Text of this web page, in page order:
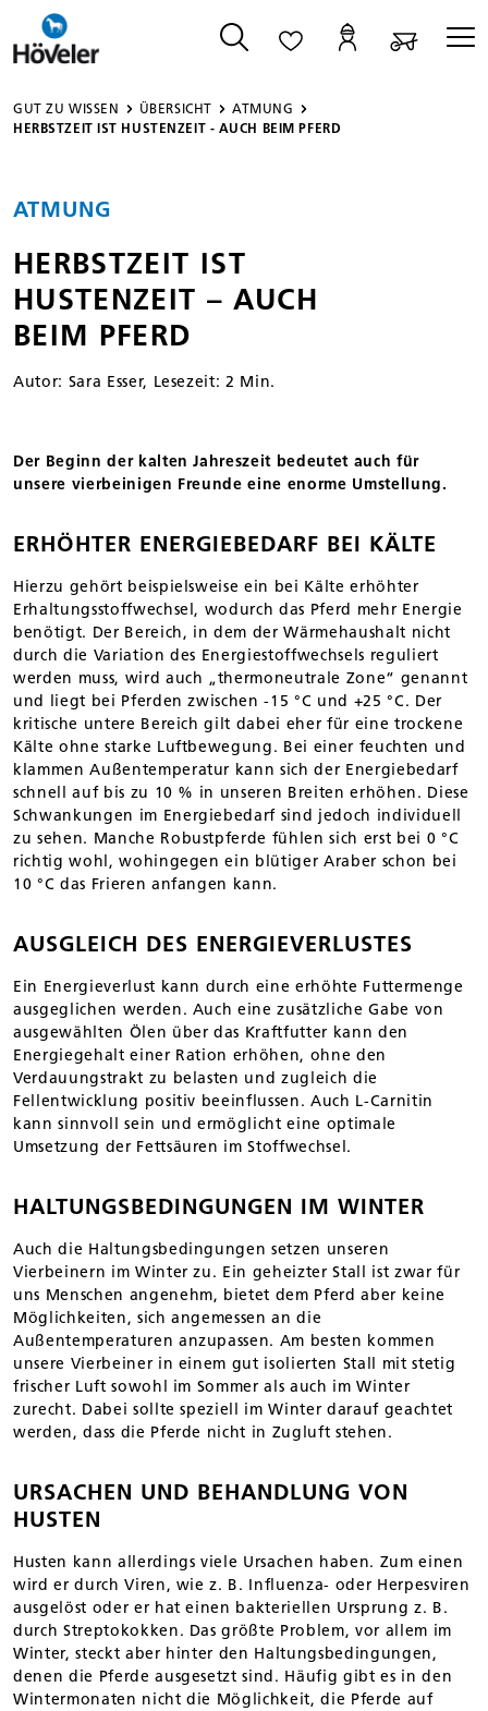
springen
GUT ZU WISSEN ÜBERSICHT
ATMUNG
HERBSTZEIT IST HUSTENZEIT - AUCH BEIM PFERD
ATMUNG
HERBSTZEIT IST
HUSTENZEIT – AUCH
BEIM PFERD
Autor: Sara Esser, Lesezeit: 2 Min.
Der Beginn der kalten Jahreszeit bedeutet auch für
unsere vierbeinigen Freunde eine enorme Umstellung.
ERHÖHTER ENERGIEBEDARF BEI KÄLTE
Hierzu gehört beispielsweise ein bei Kälte erhöhter
Erhaltungsstoffwechsel, wodurch das Pferd mehr Energie
benötigt. Der Bereich, in dem der Wärmehaushalt nicht
durch die Variation des Energiestoffwechsels reguliert
werden muss, wird auch „thermoneutrale Zone“ genannt
und liegt bei Pferden zwischen -15 °C und +25 °C. Der
kritische untere Bereich gilt dabei eher für eine trockene
Kälte ohne starke Luftbewegung. Bei einer feuchten und
klammen Außentemperatur kann sich der Energiebedarf
schnell auf bis zu 10 % in unseren Breiten erhöhen. Diese
Schwankungen im Energiebedarf sind jedoch individuell
zu sehen. Manche Robustpferde fühlen sich erst bei 0 °C
richtig wohl, wohingegen ein blütiger Araber schon bei
10 °C das Frieren anfangen kann.
AUSGLEICH DES ENERGIEVERLUSTES
Ein Energieverlust kann durch eine erhöhte Futtermenge
ausgeglichen werden. Auch eine zusätzliche Gabe von
ausgewählten Ölen über das Kraftfutter kann den
Energiegehalt einer Ration erhöhen, ohne den
Verdauungstrakt zu belasten und zugleich die
Fellentwicklung positiv beeinflussen. Auch L-Carnitin
kann sinnvoll sein und ermöglicht eine optimale
Umsetzung der Fettsäuren im Stoffwechsel.
HALTUNGSBEDINGUNGEN IM WINTER
Auch die Haltungsbedingungen setzen unseren
Vierbeinern im Winter zu. Ein geheizter Stall ist zwar für
uns Menschen angenehm, bietet dem Pferd aber keine
Möglichkeiten, sich angemessen an die
Außentemperaturen anzupassen. Am besten kommen
unsere Vierbeiner in einem gut isolierten Stall mit stetig
frischer Luft sowohl im Sommer als auch im Winter
zurecht. Dabei sollte speziell im Winter darauf geachtet
werden, dass die Pferde nicht in Zugluft stehen.
URSACHEN UND BEHANDLUNG VON
HUSTEN
Husten kann allerdings viele Ursachen haben. Zum einen
wird er durch Viren, wie z. B. Influenza- oder Herpesviren
ausgelöst oder er hat einen bakteriellen Ursprung z. B.
durch Streptokokken. Das größte Problem, vor allem im
Winter, steckt aber hinter den Haltungsbedingungen,
denen die Pferde ausgesetzt sind. Häufig gibt es in den
Wintermonaten nicht die Möglichkeit, die Pferde auf